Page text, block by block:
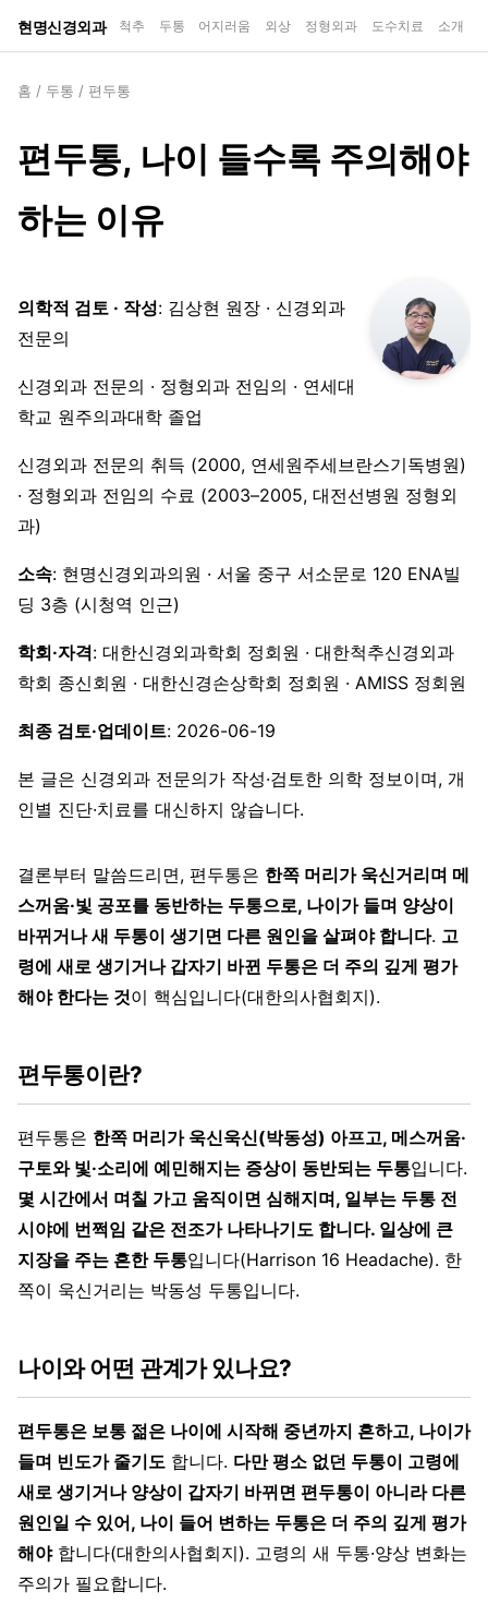
현명신경외과 척추 두통 어지러움 외상 정형외과 도수치료 소개
홈 / 두통 / 편두통
편두통, 나이 들수록 주의해야
하는 이유
의학적 검토 · 작성: 김상현 원장 · 신경외과
전문의
신경외과 전문의 · 정형외과 전임의 · 연세대
학교 원주의과대학 졸업
신경외과 전문의 취득 (2000, 연세원주세브란스기독병원)
· 정형외과 전임의 수료 (2003–2005, 대전선병원 정형외
과)
소속: 현명신경외과의원 · 서울 중구 서소문로 120 ENA빌
딩 3층 (시청역 인근)
학회·자격: 대한신경외과학회 정회원 · 대한척추신경외과
학회 종신회원 · 대한신경손상학회 정회원 · AMISS 정회원
최종 검토·업데이트: 2026-06-19
본 글은 신경외과 전문의가 작성·검토한 의학 정보이며, 개
인별 진단·치료를 대신하지 않습니다.
결론부터 말씀드리면, 편두통은 한쪽 머리가 욱신거리며 메
스꺼움·빛 공포를 동반하는 두통으로, 나이가 들며 양상이
바뀌거나 새 두통이 생기면 다른 원인을 살펴야 합니다. 고
령에 새로 생기거나 갑자기 바뀐 두통은 더 주의 깊게 평가
해야 한다는 것이 핵심입니다(대한의사협회지).
편두통이란?
편두통은 한쪽 머리가 욱신욱신(박동성) 아프고, 메스꺼움·
구토와 빛·소리에 예민해지는 증상이 동반되는 두통입니다.
몇 시간에서 며칠 가고 움직이면 심해지며, 일부는 두통 전
시야에 번쩍임 같은 전조가 나타나기도 합니다. 일상에 큰
지장을 주는 흔한 두통입니다(Harrison 16 Headache). 한
쪽이 욱신거리는 박동성 두통입니다.
나이와 어떤 관계가 있나요?
편두통은 보통 젊은 나이에 시작해 중년까지 흔하고, 나이가
들며 빈도가 줄기도 합니다. 다만 평소 없던 두통이 고령에
새로 생기거나 양상이 갑자기 바뀌면 편두통이 아니라 다른
원인일 수 있어, 나이 들어 변하는 두통은 더 주의 깊게 평가
해야합니다(대한의사협회지). 고령의 새 두통·양상 변화는
주의가 필요합니다.